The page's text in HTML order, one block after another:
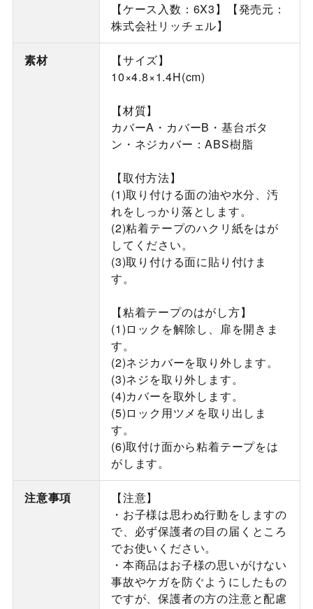
【ケース入数：6X3】【発売元：
株式会社リッチェル】
素材
【サイズ】
10×4.8×1.4H(cm)
【材質】
カバーA・カバーB・基台ボタ
ン・ネジカバー：ABS樹脂
【取付方法】
(1)取り付ける面の油や水分、汚
れをしっかり落とします。
(2)粘着テープのハクリ紙をはが
してください。
(3)取り付ける面に貼り付けま
す。
【粘着テープのはがし方】
(1)ロックを解除し、扉を開きま
す。
(2)ネジカバーを取り外します。
(3)ネジを取り外します。
(4)カバーを取外します。
(5)ロック用ツメを取り出しま
す。
(6)取付け面から粘着テープをは
がします。
注意事項
【注意】
・お子様は思わぬ行動をしますの
で、必ず保護者の目の届くところ
でお使いください。
・本商品はお子様の思いがけない
事故やケガを防ぐようにしたもの
ですが、保護者の方の注意と配慮